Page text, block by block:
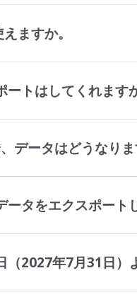
ますか。
トはしてくれます
データはどうなりま
タをエクスポート
（2027年7月31日）